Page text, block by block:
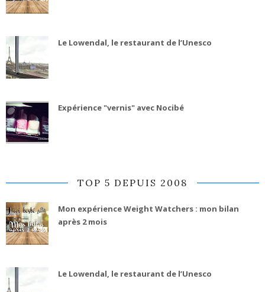
Le Lowendal, le restaurant de l’Unesco
Expérience "vernis" avec Nocibé
TOP 5 DEPUIS 2008
Mon expérience Weight Watchers : mon bilan
après 2 mois
Le Lowendal, le restaurant de l’Unesco